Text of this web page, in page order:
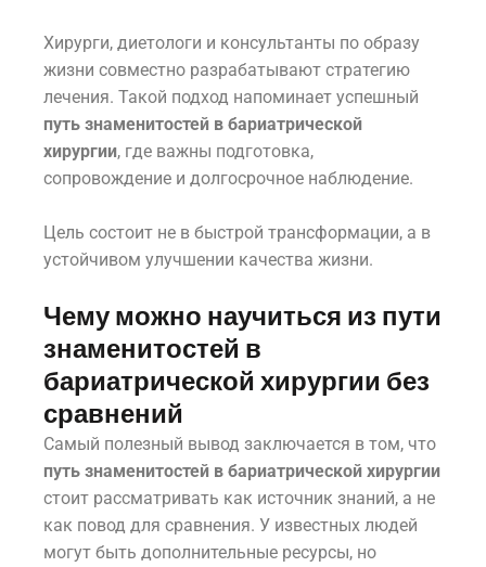
Хирурги, диетологи и консультанты по образу
жизни совместно разрабатывают стратегию
лечения. Такой подход напоминает успешный
путь знаменитостей в бариатрической
хирургии, где важны подготовка,
сопровождение и долгосрочное наблюдение.
Цель состоит не в быстрой трансформации, а в
устойчивом улучшении качества жизни.
Чему можно научиться из пути
знаменитостей в
бариатрической хирургии без
сравнений
Самый полезный вывод заключается в том, что
путь знаменитостей в бариатрической хирургии
стоит рассматривать как источник знаний, а не
как повод для сравнения. У известных людей
могут быть дополнительные ресурсы, но